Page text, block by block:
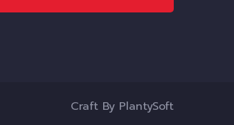
Craft By PlantySoft